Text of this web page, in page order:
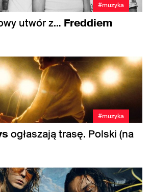
#muzyka
utwór z… Freddiem
#muzyka
ogłaszają trasę. Polski (na